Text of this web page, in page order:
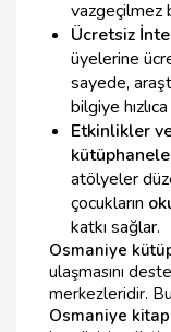
vazgeçilmez
Ücretsiz
üyelerine
sayede,
bilgiye
Etkinlikler
atölyeler
çocukların
katkı sağlar.
Osmaniye
ulaşmasını
merkezleridir.
Osmaniye kitap